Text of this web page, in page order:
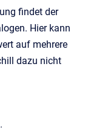
findet der
Hier kann
auf mehrere
dazu nicht